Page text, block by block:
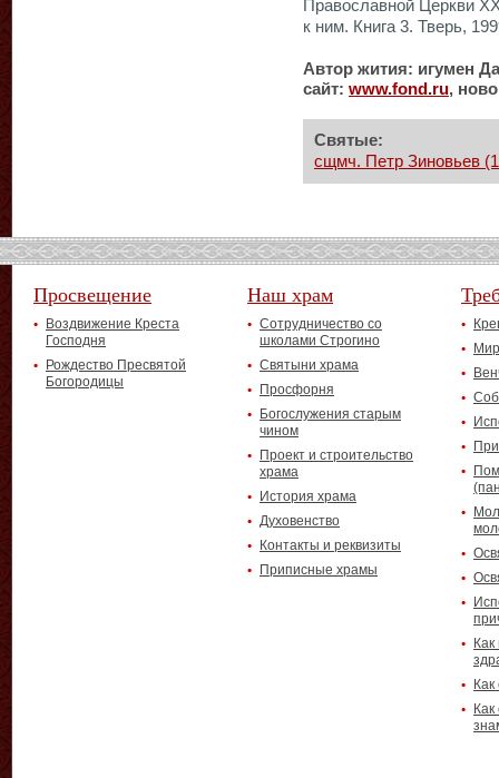
Православной Церкви
к ним. Книга 3. Тверь,
Автор жития: игумен
сайт: www.fond .ru,
Святые:
сщмч. Петр Зиновьев
Просвещение
Воздвижение Креста
Господня
Рождество Пресвятой
Богородицы
Наш храм
Сотрудничество со
школами Строгино
Святыни храма
Просфорня
Богослужения старым
чином
Проект и строительство
храма
История храма
Духовенство
Контакты и реквизиты
Приписные храмы
Как